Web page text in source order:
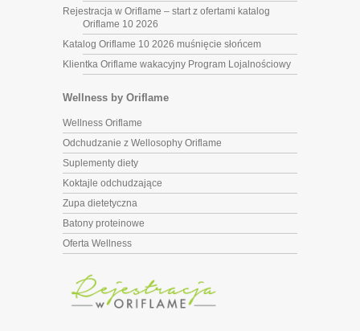
Rejestracja w Oriflame – start z ofertami katalog
Oriflame 10 2026
Katalog Oriflame 10 2026 muśnięcie słońcem
Klientka Oriflame wakacyjny Program Lojalnościowy
Wellness by Oriflame
Wellness Oriflame
Odchudzanie z Wellosophy Oriflame
Suplementy diety
Koktajle odchudzające
Zupa dietetyczna
Batony proteinowe
Oferta Wellness